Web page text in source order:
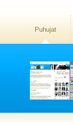
Puhujat